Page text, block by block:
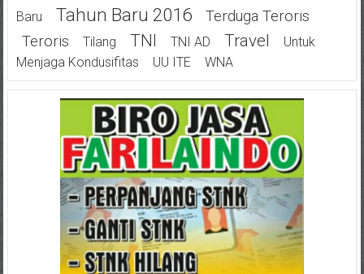
Baru
Tahun Baru 2016
Terduga Teroris
Teroris
Tilang TNI TNI AD Travel
Untuk
Menjaga Kondusifitas
UU ITE WNA